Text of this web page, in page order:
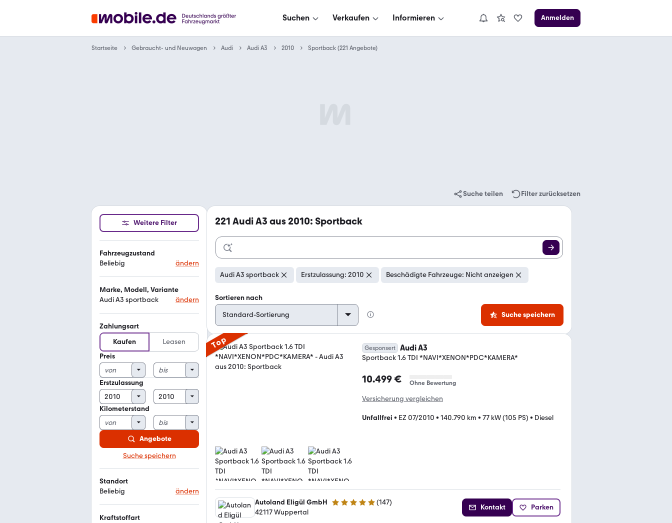
Suchen Verkaufen Informieren Anmelden
Startseite Gebraucht- und Neuwagen Audi Audi A3 2010 Sportback (221 Angebote)
Suche teilen Filter zurücksetzen
Weitere Filter
Fahrzeugzustand
Beliebig
ändern
Marke, Modell, Variante
Audi A3 sportback
ändern
Zahlungsart
Kaufen
Leasen
Preis
Erstzulassung
Kilometerstand
Angebote
Suche speichern
Standort
Beliebig
ändern
Kraftstoffart
221 Audi A3 aus 2010: Sportback
Audi A3 sportback Erstzulassung: 2010 Beschädigte Fahrzeuge: Nicht anzeigen
Sortieren nach
Suche speichern
Top Gesponsert Audi A3
Sportback 1.6 TDI *NAVI*XENON*PDC*KAMERA*
10.499 € Ohne Bewertung
Versicherung vergleichen
Unfallfrei • EZ 07/2010 • 140.790 km • 77 kW (105 PS) • Diesel
Autoland Eligül GmbH 4.9 Sterne (147)
42117 Wuppertal
Kontakt Parken